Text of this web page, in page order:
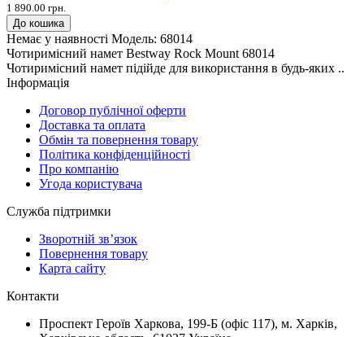
1 890.00 грн.
До кошика
Немає у наявності Модель: 68014
Чотиримісний намет Bestway Rock Mount 68014
Чотиримісний намет підійде для використання в будь-яких ..
Інформація
Договор публічної оферти
Доставка та оплата
Обмін та повернення товару
Політика конфіденційності
Про компанію
Угода користувача
Служба підтримки
Зворотній зв’язок
Повернення товару
Карта сайту
Контакти
Проспект Героїв Харкова, 199-Б (офіс 117), м. Харків,